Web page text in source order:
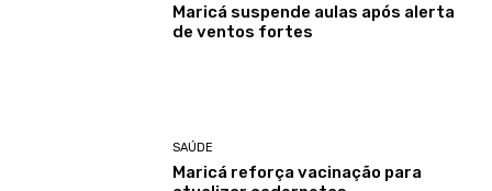
Maricá suspende aulas após alerta
de ventos fortes
SAÚDE
Maricá reforça vacinação para